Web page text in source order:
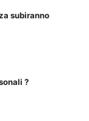
subiranno
?